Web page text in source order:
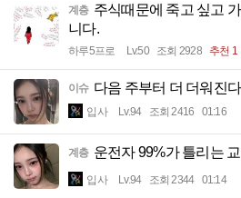
계층 주식때문에 죽고 싶고
니다.
하루5프로 Lv.50 조회 2928 추천 1
이슈 다음 주부터 더 더워진다
입사 Lv.94 조회 2416 01:16
계층 운전자 99%가 틀리는
입사 Lv.94 조회 2344 01:14